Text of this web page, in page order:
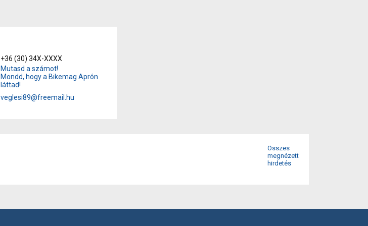
+36 (30) 34X-XXXX
Mutasd a számot!
Mondd, hogy a Bikemag Aprón
láttad!
veglesi89@freemail.hu
Összes
megnézett
hirdetés